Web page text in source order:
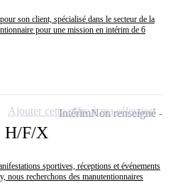
son client, spécialisé dans le secteur de la
pour une mission en intérim de 6
H/F/X
sportives, réceptions et événements
nous recherchons des manutentionnaires
IntérimNon renseigné
Ajouter cette offre à ma sélection